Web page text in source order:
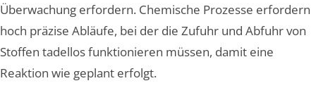
Überwachung erfordern. Chemische Prozesse erfordern
hoch präzise Abläufe, bei der die Zufuhr und Abfuhr von
Stoffen tadellos funktionieren müssen, damit eine
Reaktion wie geplant erfolgt.